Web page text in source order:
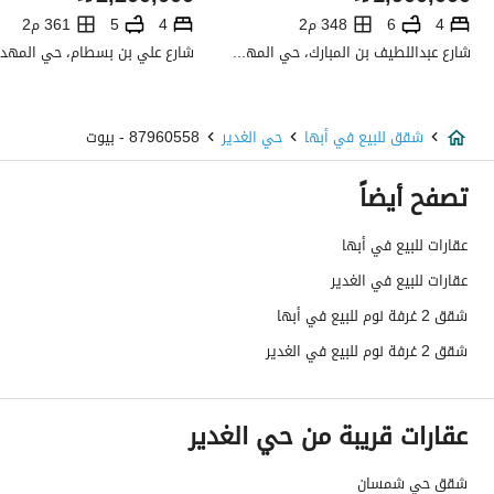
صرف صحي
عمر العقار
جديد
عرض الشارع
رقم المخطط
رقم صك الملكية
واجهة العقار
الضمانات والمدة
تامين التعاونيه ١٠ سنوات سباكه ٥٠ عام كهرباء ٢٥ عام
قنوات الاعلان
4
6
348 م2
شارع عبداللطيف بن المبارك، حي المهدية، غرب الرياض، الرياض
4
5 361 م2
شقق للبيع في أبها حي الغدير 87960558 - بيوت
تصفح أيضاً
عقارات للبيع في أبها
عقارات للبيع في الغدير
شقق 2 غرفة نوم للبيع في أبها
شقق 2 غرفة نوم للبيع في الغدير
عقارات قريبة من حي الغدير
شقق حي شمسان